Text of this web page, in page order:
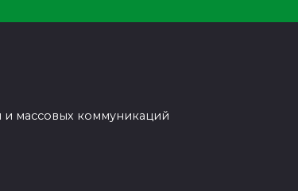
массовых коммуникаций